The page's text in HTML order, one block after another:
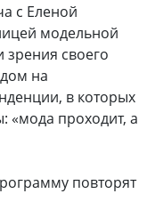
с Еленой
модельной
зрения своего
на
в которых
«мода проходит, а
повторят